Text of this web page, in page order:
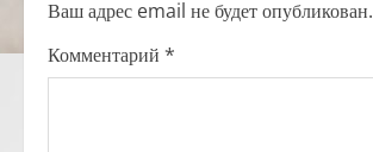
n
a
Ваш адрес email не будет опубликован.
Комментарий *